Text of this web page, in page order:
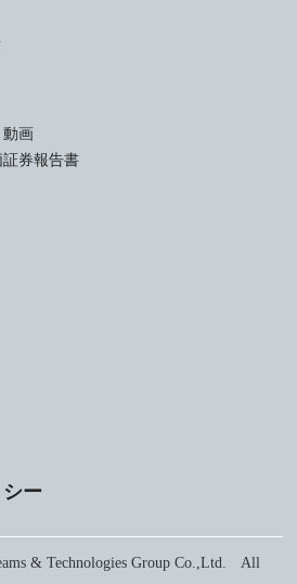
画
券報告書
ー
& Technologies Group Co.,Ltd. All